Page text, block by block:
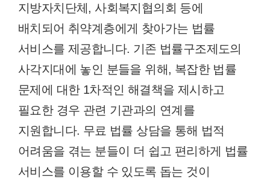
지방자치단체, 사회복지협의회 등에
배치되어 취약계층에게 찾아가는 법률
서비스를 제공합니다. 기존 법률구조제도의
사각지대에 놓인 분들을 위해, 복잡한 법률
문제에 대한 1차적인 해결책을 제시하고
필요한 경우 관련 기관과의 연계를
지원합니다. 무료 법률 상담을 통해 법적
어려움을 겪는 분들이 더 쉽고 편리하게 법률
서비스를 이용할 수 있도록 돕는 것이